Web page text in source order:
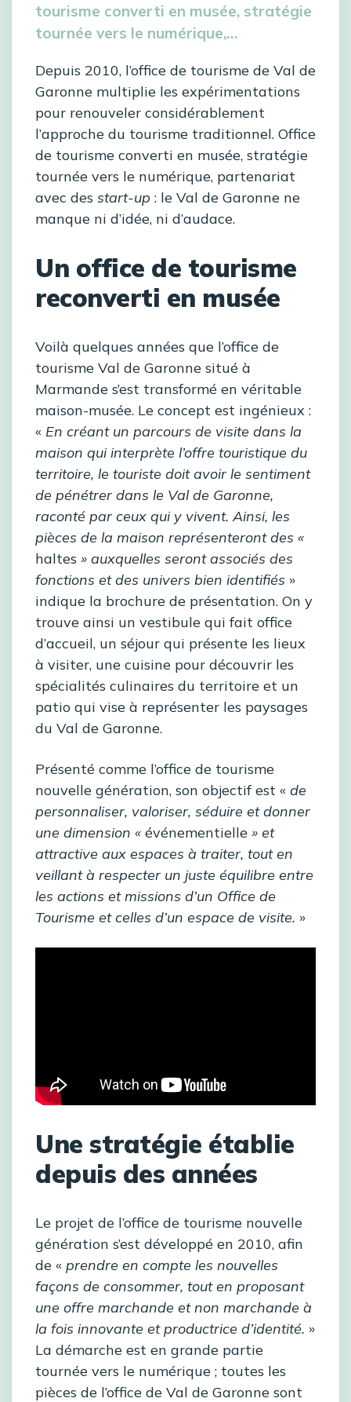
tourisme converti en musée, stratégie
tournée vers le numérique,…
Depuis 2010, l’office de tourisme de Val de
Garonne multiplie les expérimentations
pour renouveler considérablement
l’approche du tourisme traditionnel. Office
de tourisme converti en musée, stratégie
tournée vers le numérique, partenariat
avec des start-up : le Val de Garonne ne
manque ni d’idée, ni d’audace.
Un office de tourisme
reconverti en musée
Voilà quelques années que l’office de
tourisme Val de Garonne situé à
Marmande s’est transformé en véritable
maison-musée. Le concept est ingénieux :
« En créant un parcours de visite dans la
maison qui interprète l’offre touristique du
territoire, le touriste doit avoir le sentiment
de pénétrer dans le Val de Garonne,
raconté par ceux qui y vivent. Ainsi, les
pièces de la maison représenteront des «
haltes » auxquelles seront associés des
fonctions et des univers bien identifiés »
indique la brochure de présentation. On y
trouve ainsi un vestibule qui fait office
d’accueil, un séjour qui présente les lieux
à visiter, une cuisine pour découvrir les
spécialités culinaires du territoire et un
patio qui vise à représenter les paysages
du Val de Garonne.
Présenté comme l’office de tourisme
nouvelle génération, son objectif est « de
personnaliser, valoriser, séduire et donner
une dimension « événementielle » et
attractive aux espaces à traiter, tout en
veillant à respecter un juste équilibre entre
les actions et missions d’un Office de
Tourisme et celles d’un espace de visite. »
Une stratégie établie
depuis des années
Le projet de l’office de tourisme nouvelle
génération s’est développé en 2010, afin
de « prendre en compte les nouvelles
façons de consommer, tout en proposant
une offre marchande et non marchande à
la fois innovante et productrice d’identité. »
La démarche est en grande partie
tournée vers le numérique ; toutes les
pièces de l’office de Val de Garonne sont